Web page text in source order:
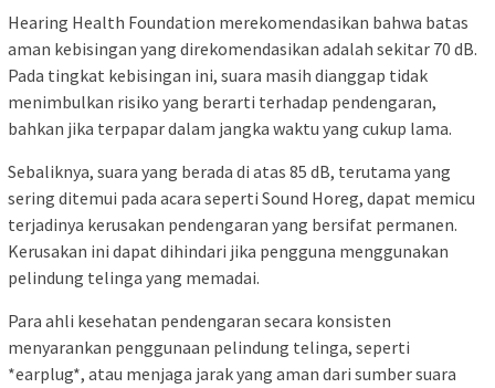
Hearing Health Foundation merekomendasikan bahwa batas
aman kebisingan yang direkomendasikan adalah sekitar 70 dB.
Pada tingkat kebisingan ini, suara masih dianggap tidak
menimbulkan risiko yang berarti terhadap pendengaran,
bahkan jika terpapar dalam jangka waktu yang cukup lama.
Sebaliknya, suara yang berada di atas 85 dB, terutama yang
sering ditemui pada acara seperti Sound Horeg, dapat memicu
terjadinya kerusakan pendengaran yang bersifat permanen.
Kerusakan ini dapat dihindari jika pengguna menggunakan
pelindung telinga yang memadai.
Para ahli kesehatan pendengaran secara konsisten
menyarankan penggunaan pelindung telinga, seperti
*earplug*, atau menjaga jarak yang aman dari sumber suara